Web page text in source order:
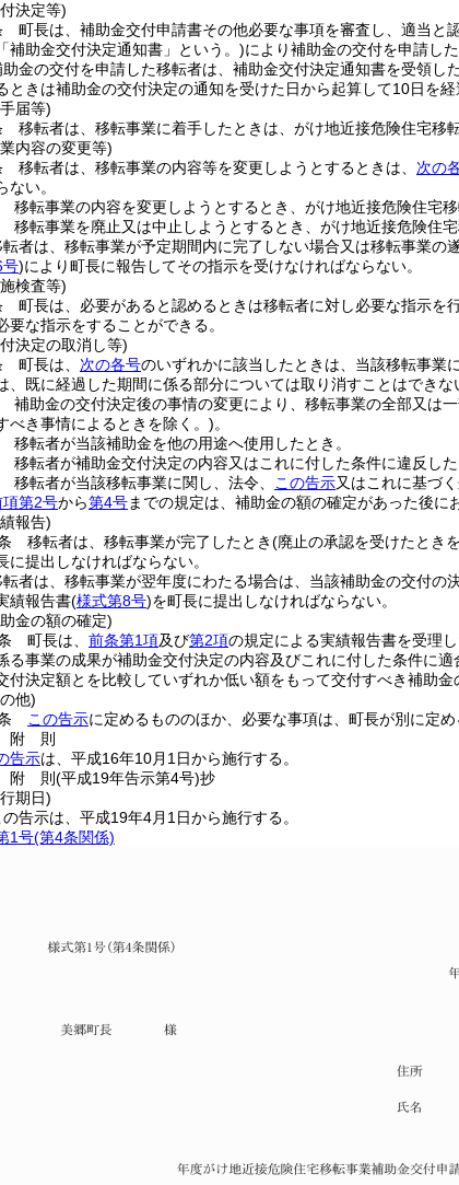
決定等)
町長は、補助金交付申請書その他必要な事項を審査し、適当
補助金交付決定通知書」という。)により補助金の交付を申請し
助金の交付を申請した移転者は、補助金交付決定通知書を受領
ときは補助金の交付決定の通知を受けた日から起算して10日を
届等)
移転者は、移転事業に着手したときは、がけ地近接危険住宅移
内容の変更等)
移転者は、移転事業の内容等を変更しようとするときは、 次の
ない。
移転事業の内容を変更しようとするとき、がけ地近接危険住宅
移転事業を廃止又は中止しようとするとき、がけ地近接危険住
転者は、移転事業が予定期間内に完了しない場合又は移転事業
号)により町長に報告してその指示を受けなければならない。
検査等)
町長は、必要があると認めるときは移転者に対し必要な指示を
要な指示をすることができる。
決定の取消し等)
町長は、 次の各号のいずれかに該当したときは、当該移転事業
、既に経過した期間に係る部分については取り消すことはできな
補助金の交付決定後の事情の変更により、移転事業の全部又は
べき事情によるときを除く。)。
移転者が当該補助金を他の用途へ使用したとき。
移転者が補助金交付決定の内容又はこれに付した条件に違反した
移転者が当該移転事業に関し、法令、 この告示又はこれに基づ
項第2号から第4号までの規定は、補助金の額の確定があった後に
報告)
移転者は、移転事業が完了したとき(廃止の承認を受けたとき
に提出しなければならない。
転者は、移転事業が翌年度にわたる場合は、当該補助金の交付
績報告書(様式第8号)を町長に提出しなければならない。
金の額の確定)
町長は、 前条第1項及び第2項の規定による実績報告書を受理
る事業の成果が補助金交付決定の内容及びこれに付した条件に
付決定額とを比較していずれか低い額をもって交付すべき補助金
他)
この告示に定めるもののほか、必要な事項は、町長が別に定め
附 則
告示は、平成16年10月1日から施行する。
附 則(平成19年告示第4号)抄
期日)
の告示は、平成19年4月1日から施行する。
1号(第4条関係)